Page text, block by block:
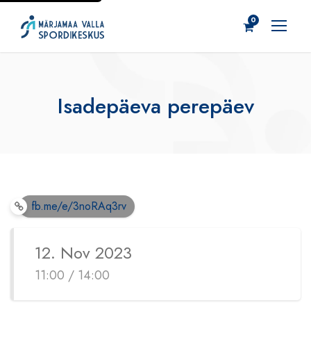
0
Isadepäeva perepäev
fb.me/e/3noRAq3rv
12. Nov 2023
11:00 / 14:00